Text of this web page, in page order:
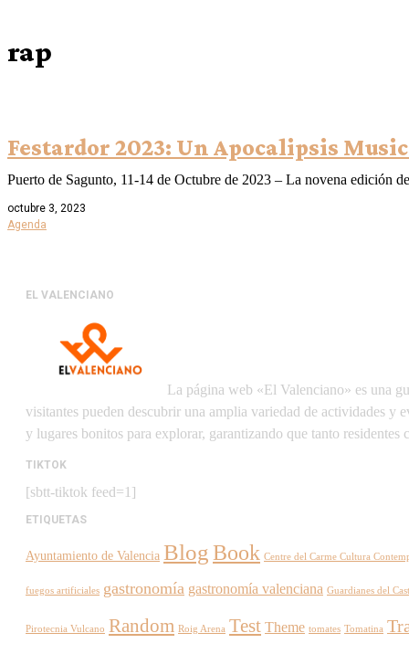
rap
Festardor 2023: Un Apocalipsis
Puerto de Sagunto, 11-14 de Octubre de 2023 – La novena edición
octubre 3, 2023
Agenda
EL VALENCIANO
La página web «El Valenciano» es una
visitantes pueden descubrir una amplia variedad de actividades y
y lugares bonitos para explorar, garantizando que tanto
TIKTOK
[sbtt-tiktok feed=1]
ETIQUETAS
Ayuntamiento de Valencia BlogBook Centre del Carme Cultura
fuegos artificiales gastronomía gastronomía valenciana Guardianes del
Pirotecnia Vulcano Random Roig Arena Test Theme tomates Tomatina